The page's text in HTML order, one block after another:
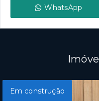
WhatsApp
Em construção